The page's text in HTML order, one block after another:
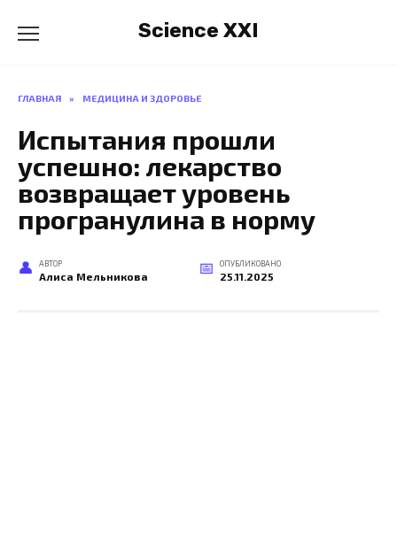
содержанию
Science XXI
ГЛАВНАЯ » МЕДИЦИНА И ЗДОРОВЬЕ
Испытания прошли
успешно: лекарство
возвращает уровень
програнулина в норму
АВТОР
Алиса Мельникова
ОПУБЛИКОВАНО
25.11.2025